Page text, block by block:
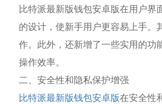
比特派最新版钱包安卓版在用户
的设计，使新手用户更容易上手
作。此外，还新增了一些实用的功
操作效率。
二、安全性和隐私保护增强
比特派最新版钱包安卓版在安全性